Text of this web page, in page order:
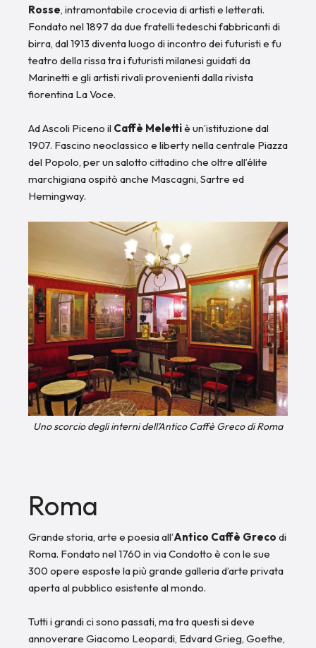
Rosse, intramontabile crocevia di artisti e letterati.
Fondato nel 1897 da due fratelli tedeschi fabbricanti di
birra, dal 1913 diventa luogo di incontro dei futuristi e fu
teatro della rissa tra i futuristi milanesi guidati da
Marinetti e gli artisti rivali provenienti dalla rivista
fiorentina La Voce.
Ad Ascoli Piceno il Caffè Melettiè un’istituzione dal
1907. Fascino neoclassico e liberty nella centrale Piazza
del Popolo, per un salotto cittadino che oltre all’élite
marchigiana ospitò anche Mascagni, Sartre ed
Hemingway.
Uno scorcio degli interni dell’Antico Caffè Greco di Roma
Roma
Grande storia, arte e poesia all’Antico Caffè Greco di
Roma. Fondato nel 1760 in via Condotto è con le sue
300 opere esposte la più grande galleria d’arte privata
aperta al pubblico esistente al mondo.
Tutti i grandi ci sono passati, ma tra questi si deve
annoverare Giacomo Leopardi, Edvard Grieg, Goethe,